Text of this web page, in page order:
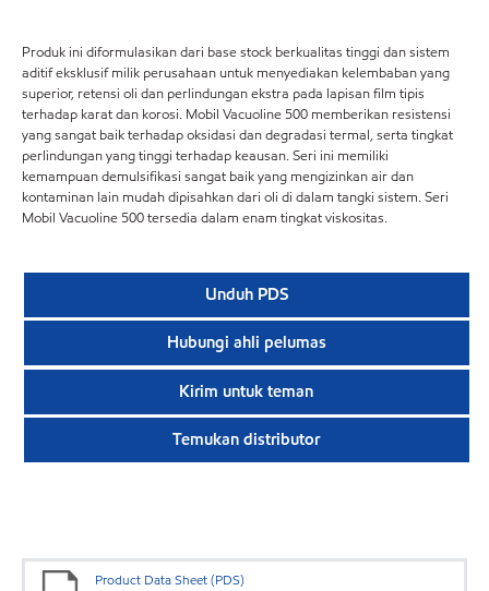
Produk ini diformulasikan dari base stock berkualitas tinggi dan sistem
aditif eksklusif milik perusahaan untuk menyediakan kelembaban yang
superior, retensi oli dan perlindungan ekstra pada lapisan film tipis
terhadap karat dan korosi. Mobil Vacuoline 500 memberikan resistensi
yang sangat baik terhadap oksidasi dan degradasi termal, serta tingkat
perlindungan yang tinggi terhadap keausan. Seri ini memiliki
kemampuan demulsifikasi sangat baik yang mengizinkan air dan
kontaminan lain mudah dipisahkan dari oli di dalam tangki sistem. Seri
Mobil Vacuoline 500 tersedia dalam enam tingkat viskositas.
Unduh PDS
Hubungi ahli pelumas
Kirim untuk teman
Temukan distributor
Product Data Sheet (PDS)